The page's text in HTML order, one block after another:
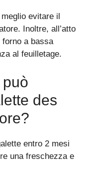
evitare il
Inoltre, all’atto
a bassa
al feuilletage.
des
entro 2 mesi
una freschezza e